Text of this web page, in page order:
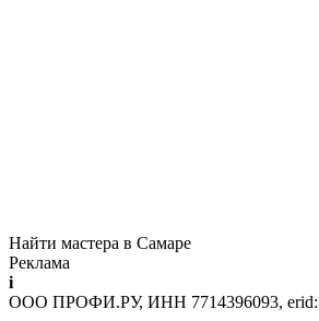
Найти мастера в Самаре
Реклама
i
ООО ПРОФИ.РУ, ИНН 7714396093, erid: